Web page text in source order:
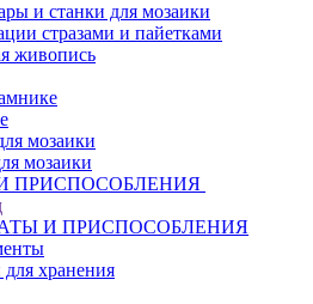
и станки для мозаики
стразами и пайетками
живопись
мозаики
мозаики
ПРИСПОСОБЛЕНИЯ
И ПРИСПОСОБЛЕНИЯ
хранения